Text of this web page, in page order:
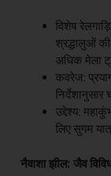
विशेष
श्रद्धालुओं
अधिक मेला
कवरेज:
निर्देशानुसार
उद्देश्य:
लिए सुगम
नैवाशा झील: जैव